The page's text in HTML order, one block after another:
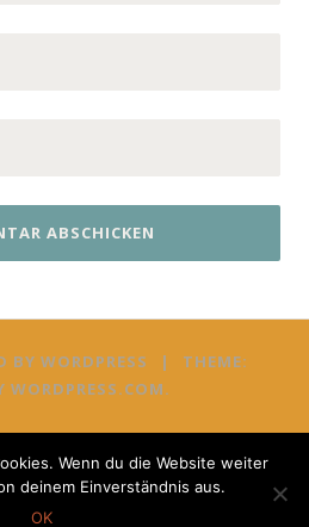
BY WORDPRESS |
THEME:
WORDPRESS.COM.
Wenn du die Website weiter
deinem Einverständnis aus.
OK